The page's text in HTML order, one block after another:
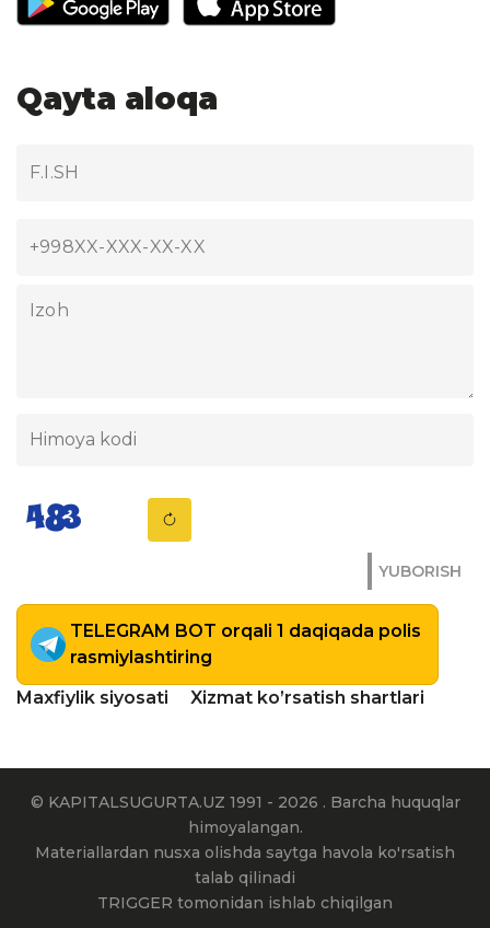
Qayta aloqa
YUBORISH
TELEGRAM BOT orqali 1 daqiqada polis
rasmiylashtiring
Maxfiylik siyosati
Xizmat ko’rsatish shartlari
© KAPITALSUGURTA.UZ 1991 - 2026 . Barcha huquqlar
himoyalangan.
Materiallardan nusxa olishda saytga havola ko'rsatish
talab qilinadi
TRIGGER tomonidan ishlab chiqilgan